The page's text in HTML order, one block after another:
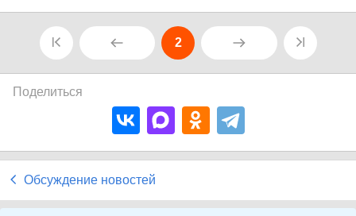
2
Поделиться
Обсуждение новостей